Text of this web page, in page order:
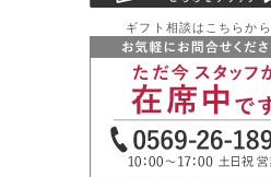
ギフト相談はこちらから